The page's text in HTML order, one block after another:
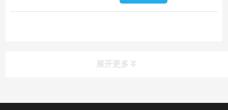
展开更多
产品中心